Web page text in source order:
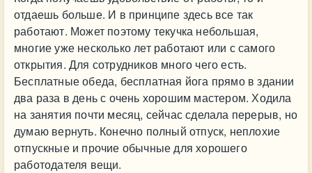
отдаешь больше. И в принципе здесь все так
работают. Может поэтому текучка небольшая,
многие уже несколько лет работают или с самого
открытия. Для сотрудников много чего есть.
Бесплатные обеда, бесплатная йога прямо в здании
два раза в день с очень хорошим мастером. Ходила
на занятия почти месяц, сейчас сделала перерыв, но
думаю вернуть. Конечно полный отпуск, неплохие
отпускные и прочие обычные для хорошего
работодателя вещи.